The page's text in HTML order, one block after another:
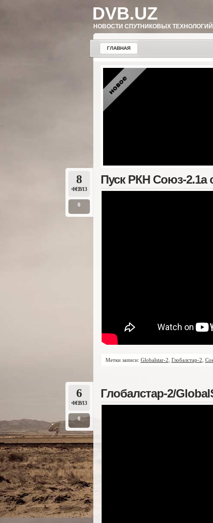
DVB.UZ
НОВОСТИ СПУТНИКОВЫХ ТЕХНОЛОГИЙ
ГЛАВНАЯ
8
ФЕВ/13
0
Пуск РКН Союз-2.1а
Метки записи: Globalstar-2 Глобалстар-2
6
ФЕВ/13
0
Глобалстар-2/